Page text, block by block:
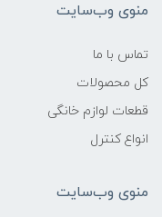
منوی وب‌سایت
تماس با ما
کل محصولات
قطعات لوازم خانگی
انواع کنترل
منوی وب‌سایت